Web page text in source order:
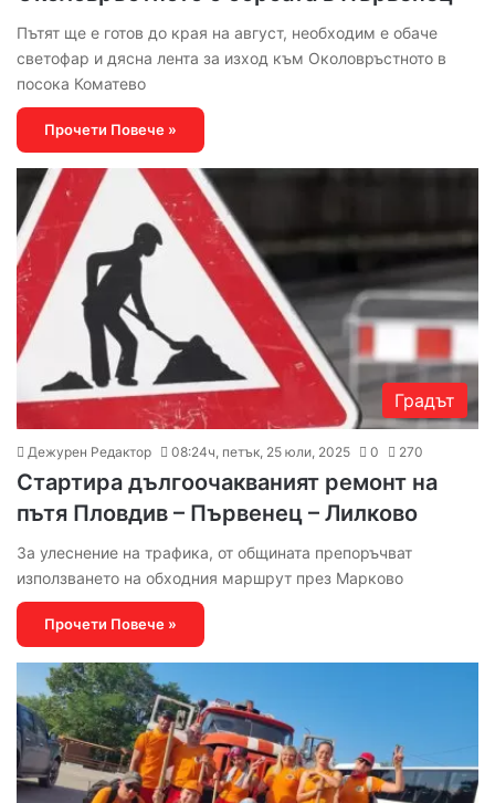
Пътят ще е готов до края на август, необходим е обаче
светофар и дясна лента за изход към Околовръстното в
посока Коматево
Прочети Повече »
Градът
Дежурен Редактор 08:24ч, петък, 25 юли, 2025 0 270
Стартира дългоочакваният ремонт на
пътя Пловдив – Първенец – Лилково
За улеснение на трафика, от общината препоръчват
използването на обходния маршрут през Марково
Прочети Повече »